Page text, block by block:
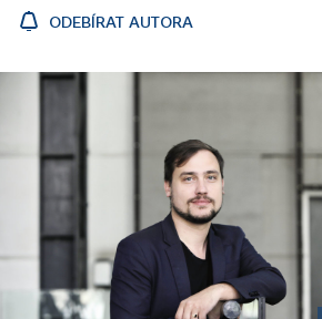
ODEBÍRAT AUTORA